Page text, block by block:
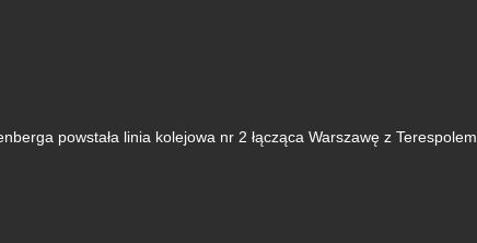
powstała linia kolejowa nr 2 łącząca Warszawę z Terespolem.